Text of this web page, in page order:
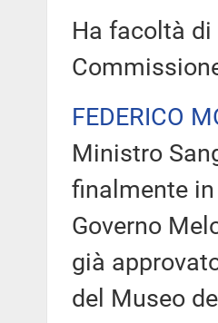
Ha facoltà di
FEDERICO
Ministro
finalmente
Governo
già
del Museo